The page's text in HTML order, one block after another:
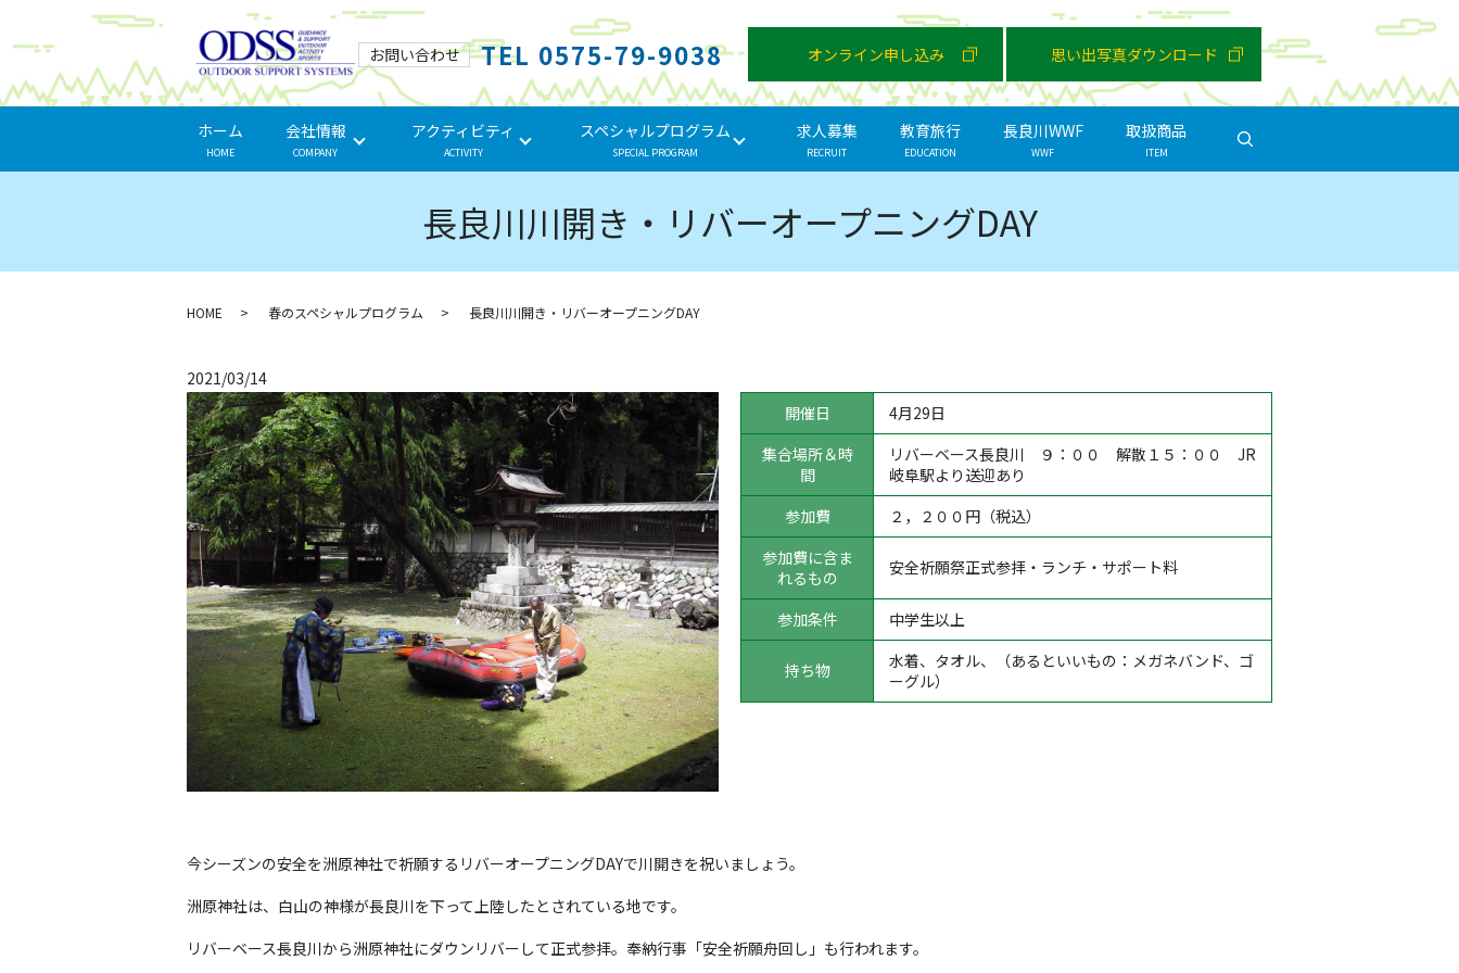
お問い合わせ TEL 0575-79-9038 オンライン申し込み 思い出写真ダウンロード
ホーム
HOME
会社情報
COMPANY
アクティビティ
ACTIVITY
スペシャルプログラム
SPECIAL PROGRAM
求人募集
RECRUIT
教育旅行
EDUCATION
長良川WWF
WWF
取扱商品
ITEM
長良川川開き・リバーオープニングDAY
HOME 春のスペシャルプログラム 長良川川開き・リバーオープニングDAY
2021/03/14
開催日
4月29日
集合場所＆時
間
リバーベース長良川 ９：００ 解散１５：００ JR
岐阜駅より送迎あり
参加費
２，２００円（税込）
参加費に含ま
れるもの
安全祈願祭正式参拝・ランチ・サポート料
参加条件 中学生以上
持ち物
水着、タオル、（あるといいもの：メガネバンド、ゴ
ーグル）
今シーズンの安全を洲原神社で祈願するリバーオープニングDAYで川開きを祝いましょう。
洲原神社は、白山の神様が長良川を下って上陸したとされている地です。
リバーベース長良川から洲原神社にダウンリバーして正式参拝。奉納行事「安全祈願舟回し」も行われます。